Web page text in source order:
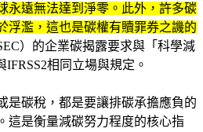
永遠無法達到淨零。此外，許多碳
浮濫，這也是碳權有贖罪券之譏的
）的企業碳揭露要求與「科學減
相同立場與規定。
是碳稅，都是要讓排碳承擔應負的
這是衡量減碳努力程度的核心指